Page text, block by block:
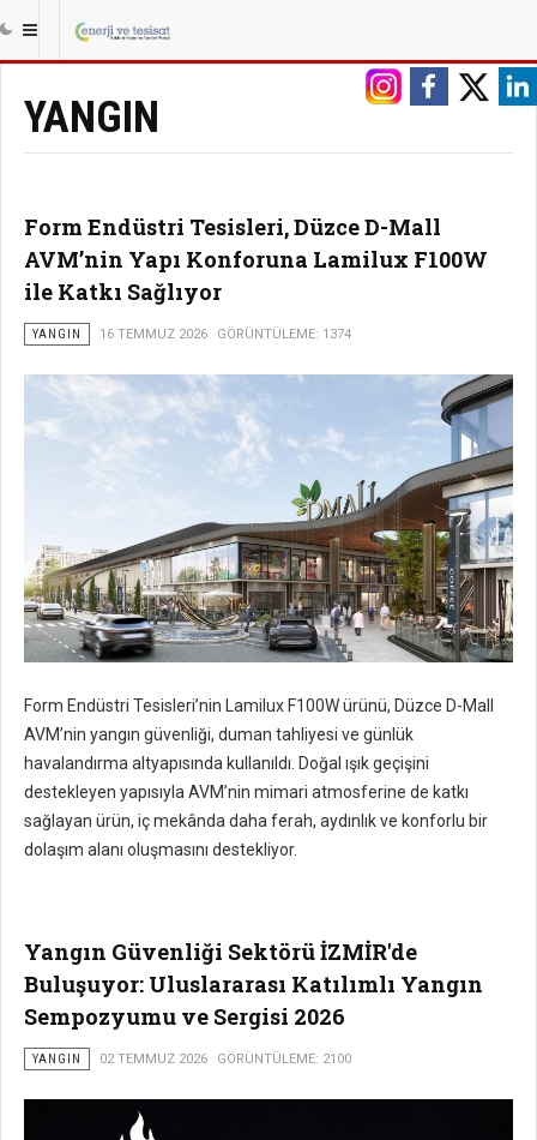
||| ANASAYFA GÜVENLIK
YANGIN
Form Endüstri Tesisleri, Düzce D-Mall
AVM’nin Yapı Konforuna Lamilux F100W
ile Katkı Sağlıyor
YANGIN 16 TEMMUZ 2026 GÖRÜNTÜLEME: 1374
Form Endüstri Tesisleri’nin Lamilux F100W ürünü, Düzce D-Mall
AVM’nin yangın güvenliği, duman tahliyesi ve günlük
havalandırma altyapısında kullanıldı. Doğal ışık geçişini
destekleyen yapısıyla AVM’nin mimari atmosferine de katkı
sağlayan ürün, iç mekânda daha ferah, aydınlık ve konforlu bir
dolaşım alanı oluşmasını destekliyor.
Yangın Güvenliği Sektörü İZMİR'de
Buluşuyor: Uluslararası Katılımlı Yangın
Sempozyumu ve Sergisi 2026
YANGIN 02 TEMMUZ 2026 GÖRÜNTÜLEME: 2100